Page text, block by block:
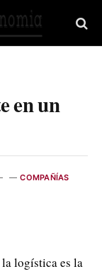
en un
COMPAÑÍAS
logística es la